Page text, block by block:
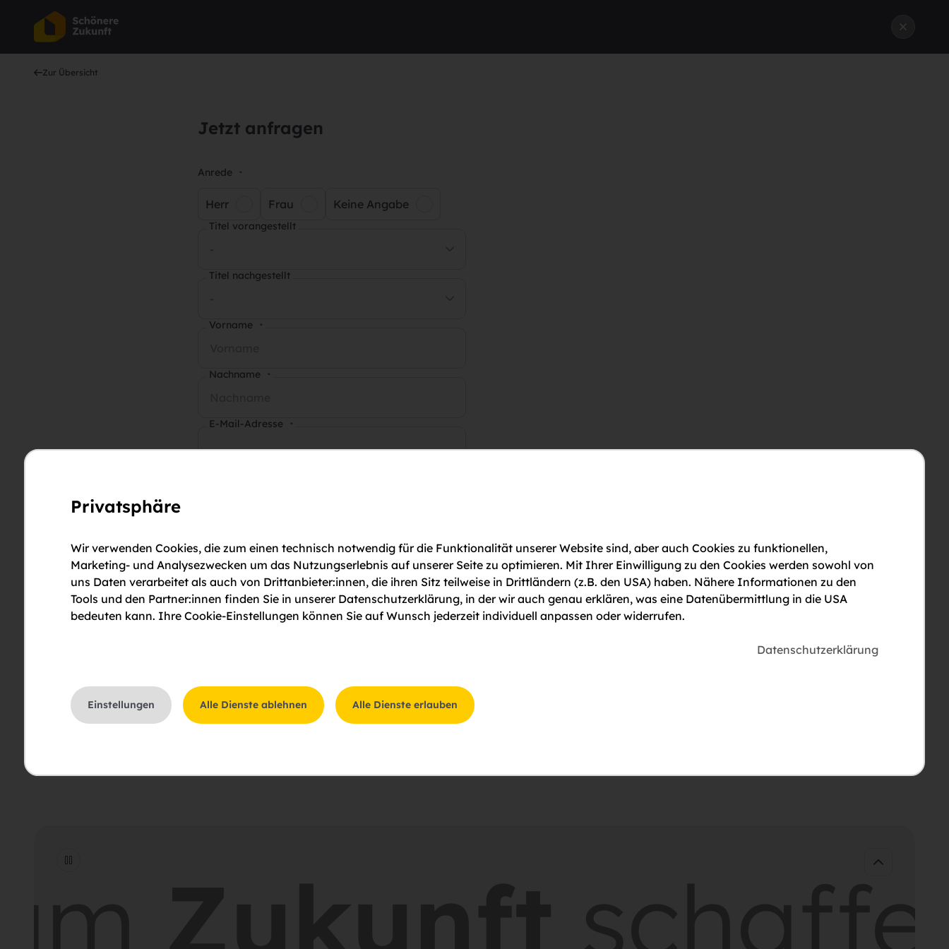
Zur Übersicht
Jetzt anfragen
Anrede *
Herr Frau Keine Angabe
Titel vorangestellt
Titel nachgestellt
Vorname *
Nachname *
E-Mail-Adresse *
Ich stimme der Erklärung zum Datenschutz
Privatsphäre
Wir verwenden Cookies, die zum einen technisch notwendig für die Funktionalität unserer Website sind, aber auch Cookies zu funktionellen,
Marketing- und Analysezwecken um das Nutzungserlebnis auf unserer Seite zu optimieren. Mit Ihrer Einwilligung zu den Cookies werden sowohl von
uns Daten verarbeitet als auch von Drittanbieter:innen, die ihren Sitz teilweise in Drittländern (z.B. den USA) haben. Nähere Informationen zu den
Tools und den Partner:innen finden Sie in unserer Datenschutzerklärung, in der wir auch genau erklären, was eine Datenübermittlung in die USA
bedeuten kann. Ihre Cookie-Einstellungen können Sie auf Wunsch jederzeit individuell anpassen oder widerrufen.
Datenschutzerklärung
Einstellungen Alle Dienste ablehnen Alle Dienste erlauben